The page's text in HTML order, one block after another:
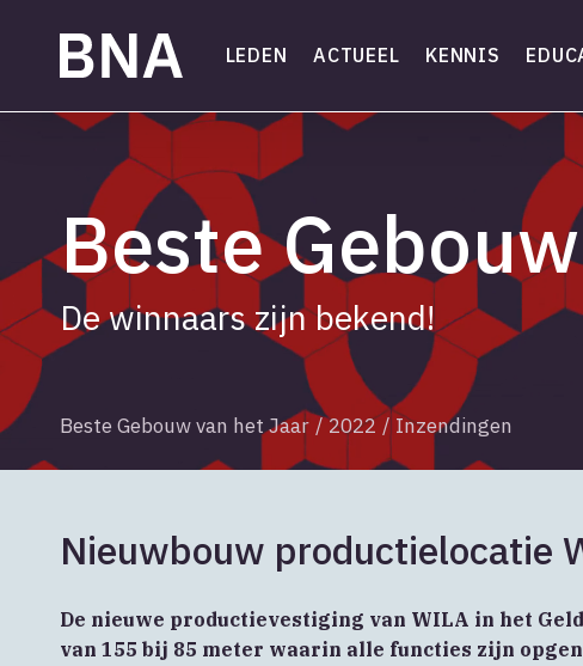
LEDEN ACTUEEL KENNIS
Beste
De winnaars zijn bekend!
Beste Gebouw van het Jaar /2022/ Inzendingen
Nieuwbouw productielocatie
De nieuwe productievestiging van WILA in het
van 155 bij 85 meter waarin alle functies zijn